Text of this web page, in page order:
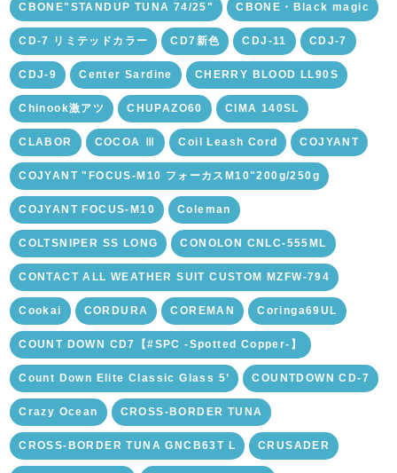
CBONE"STANDUP TUNA 74/25" CBONE・Black magic
CD-7 リミテッドカラー CD7新色 CDJ-11 CDJ-7
CDJ-9 Center Sardine CHERRY BLOOD LL90S
Chinook激アツ CHUPAZO60 CIMA 140SL
CLABOR COCOA Ⅲ Coil Leash Cord COJYANT
COJYANT "FOCUS-M10 フォーカスM10"200g/250g
COJYANT FOCUS-M10 Coleman
COLTSNIPER SS LONG CONOLON CNLC-555ML
CONTACT ALL WEATHER SUIT CUSTOM MZFW-794
Cookai CORDURA COREMAN Coringa69UL
COUNT DOWN CD7【#SPC -Spotted Copper-】
Count Down Elite Classic Glass 5’ COUNTDOWN CD-7
Crazy Ocean CROSS-BORDER TUNA
CROSS-BORDER TUNA GNCB63T L CRUSADER